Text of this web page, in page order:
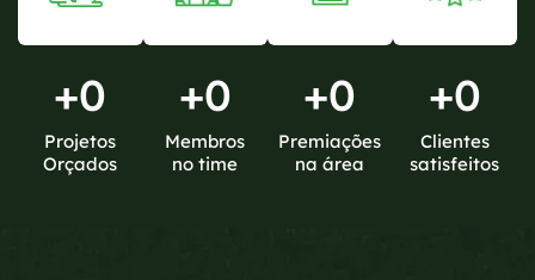
+0
Projetos
Orçados
+0
Membros
no time
+0
Premiações
na área
+0
Clientes
satisfeitos